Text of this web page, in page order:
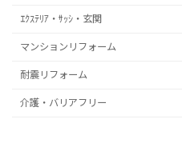
ｴｸｽﾃﾘｱ・ｻｯｼ・玄関
マンションリフォーム
耐震リフォーム
介護・バリアフリー